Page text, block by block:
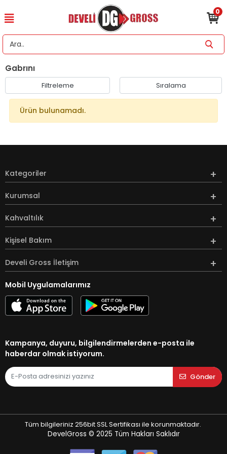
0
Gabrını
Filtreleme Sıralama
Ürün bulunamadı.
Kategoriler
Kurumsal
Kahvaltılık
Kişisel Bakım
Develi Gross İletişim
Mobil Uygulamalarımız
Kampanya, duyuru, bilgilendirmelerden e-posta ile
haberdar olmak istiyorum.
Gönder
Tüm bilgileriniz 256bit SSL Sertifikası ile korunmaktadır.
DevelGross © 2025 Tüm Hakları Saklıdır